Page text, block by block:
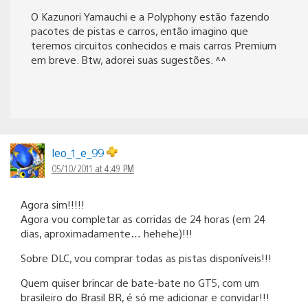
O Kazunori Yamauchi e a Polyphony estão fazendo
pacotes de pistas e carros, então imagino que
teremos circuitos conhecidos e mais carros Premium
em breve. Btw, adorei suas sugestões. ^^
leo_1_e_99
05/10/2011 at 4:49 PM
Agora sim!!!!!
Agora vou completar as corridas de 24 horas (em 24
dias, aproximadamente… hehehe)!!!
Sobre DLC, vou comprar todas as pistas disponíveis!!!
Quem quiser brincar de bate-bate no GT5, com um
brasileiro do Brasil BR, é só me adicionar e convidar!!!